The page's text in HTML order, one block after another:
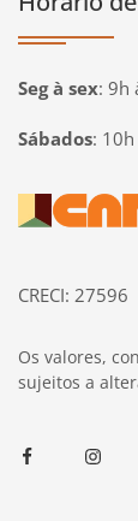
Seg à sex: 9h
Sábados: 10h
Página
CRECI: 27596
Os valores,
sujeitos a
Facebook